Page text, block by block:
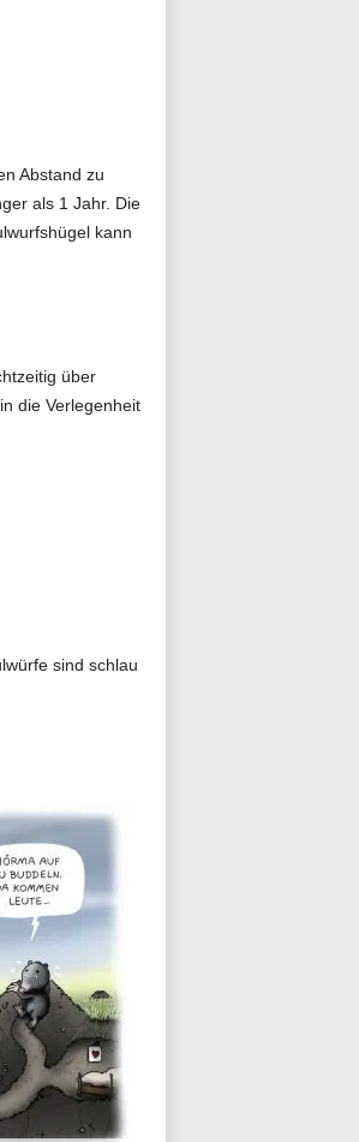
Abstand zu
als 1 Jahr. Die
kann
über
die Verlegenheit
sind schlau